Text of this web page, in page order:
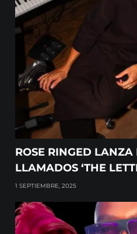
ROSE RINGED
LLAMADOS ‘THE
1 SEPTIEMBRE, 2025